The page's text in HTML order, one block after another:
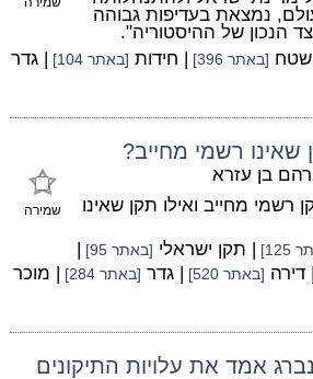
נמצאת בעדיפות גבוהה
הנכון של ההיסטוריה".
[באתר 396] | חידות [באתר 104] | גדר
שאינו רשמי מחייב?
שמירה
בן עזרא
רשמי מחייב ואילו תקן שאינו
| תקן ישראלי [באתר 95]
|
| דירה [באתר 520] | גדר [באתר 284] | מוכר
אמד את עלויות התיקונים